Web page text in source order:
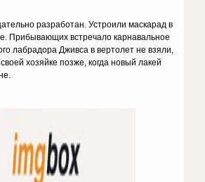
разработан. Устроили маска­рад в
Прибывающих встречало карнавальное
лабрадора Дживса в вертолет не взяли,
хозяйке позже, когда новый лакей